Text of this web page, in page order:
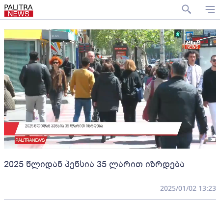
2025 წლიდან პენსია 35 ლარით იზრდება
2025/01/02 13:23